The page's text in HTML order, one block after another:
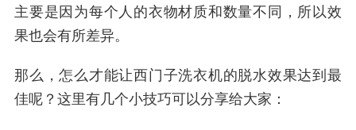
主要是因为每个人的衣物材质和数量不同，所以效
果也会有所差异。
那么，怎么才能让西门子洗衣机的脱水效果达到最
佳呢？这里有几个小技巧可以分享给大家：